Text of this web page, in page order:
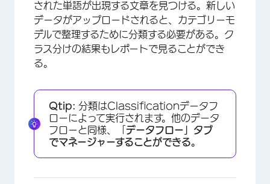
クラス分け結果監査
アナフォラの解決
された単語が出現する文章を見つける。新しい
データがアップロードされると、カテゴリーモ
デルで整理するために分類する必要がある。ク
ラス分けの結果もレポートで見ることができ
る。
Qtip: 分類はClassificationデータフ
ローによって実行されます。他のデータ
フローと同様、「 データフロー」タブ
でマネージャーすることができる。